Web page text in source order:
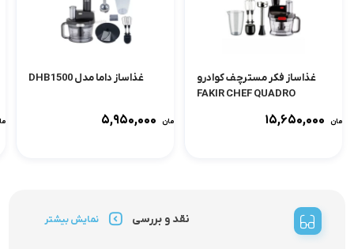
غذاساز فکر مسترچف کوادرو
FAKIR CHEF QUADRO
۱۵,۶۵۰,۰۰۰ تومان
غذاساز داما مدل DHB1500
۵,۹۵۰,۰۰۰ تومان
نقد و بررسی نمایش بیشتر